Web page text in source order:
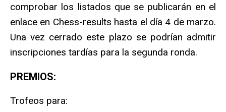
comprobar los listados que se publicarán en el
enlace en Chess-results hasta el día 4 de marzo.
Una vez cerrado este plazo se podrían admitir
inscripciones tardías para la segunda ronda.
PREMIOS:
Trofeos para: